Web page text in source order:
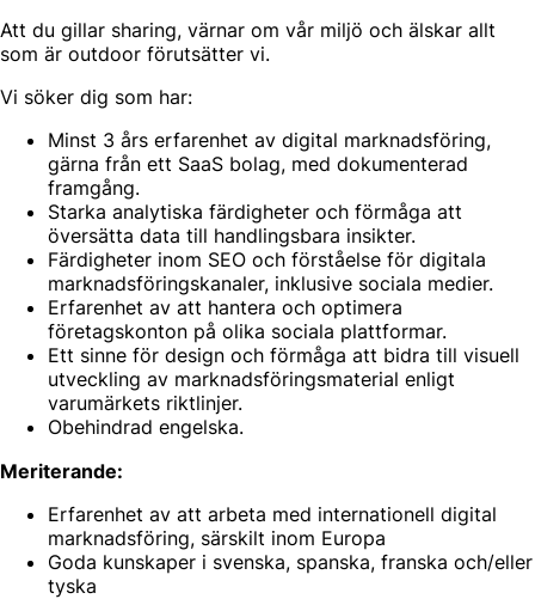
Att du gillar sharing, värnar om vår miljö och älskar allt
som är outdoor förutsätter vi.
Vi söker dig som har:
Minst 3 års erfarenhet av digital marknadsföring,
gärna från ett SaaS bolag, med dokumenterad
framgång.
Starka analytiska färdigheter och förmåga att
översätta data till handlingsbara insikter.
Färdigheter inom SEO och förståelse för digitala
marknadsföringskanaler, inklusive sociala medier.
Erfarenhet av att hantera och optimera
företagskonton på olika sociala plattformar.
Ett sinne för design och förmåga att bidra till visuell
utveckling av marknadsföringsmaterial enligt
varumärkets riktlinjer.
Obehindrad engelska.
Meriterande:
Erfarenhet av att arbeta med internationell digital
marknadsföring, särskilt inom Europa
Goda kunskaper i svenska, spanska, franska och/eller
tyska